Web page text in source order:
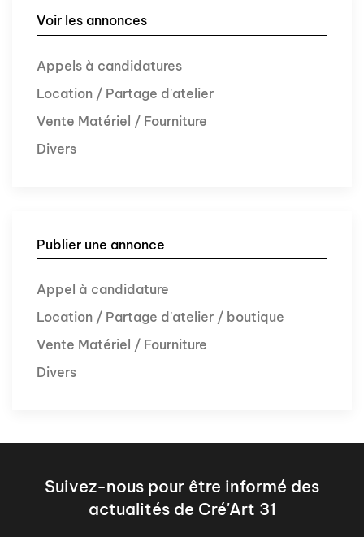
Voir les annonces
Appels à candidatures
Location / Partage d'atelier
Vente Matériel / Fourniture
Divers
Publier une annonce
Appel à candidature
Location / Partage d'atelier / boutique
Vente Matériel / Fourniture
Divers
Suivez-nous pour être informé des
actualités de Cré'Art 31